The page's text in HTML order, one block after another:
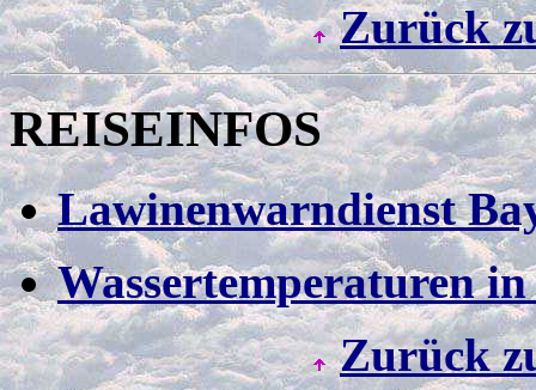
Zurück
REISEINFOS
Lawinenwarndienst
Wassertemperaturen
Zurück